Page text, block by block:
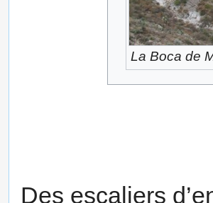
La Boca de
Des escaliers